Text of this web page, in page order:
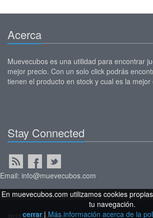
Acerca
Muevecubos es una utilidad para encontrar
mejor precio. Con un solo click podrás
tienen el producto en stock y cual es la mejor
Stay Connected
Email: info@muevecubos.com
2012 © Muevecubos.
En muevecubos.com utilizamos cookies
tu navegación.
cerrar|Más información acerca de la